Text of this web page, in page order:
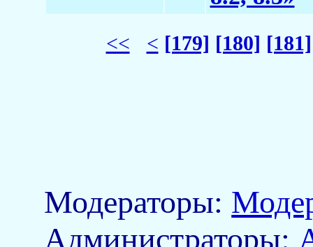
<< < [179] [180] [181]
Модераторы:
Aдминистраторы: